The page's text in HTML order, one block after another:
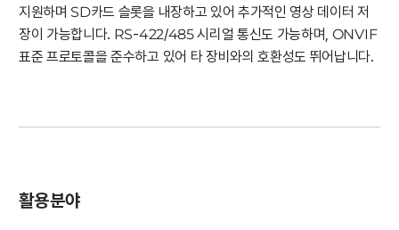
지원하며 SD카드 슬롯을 내장하고 있어 추가적인 영상 데이터 저
장이 가능합니다. RS-422/485 시리얼 통신도 가능하며, ONVIF
표준 프로토콜을 준수하고 있어 타 장비와의 호환성도 뛰어납니다.
활용분야